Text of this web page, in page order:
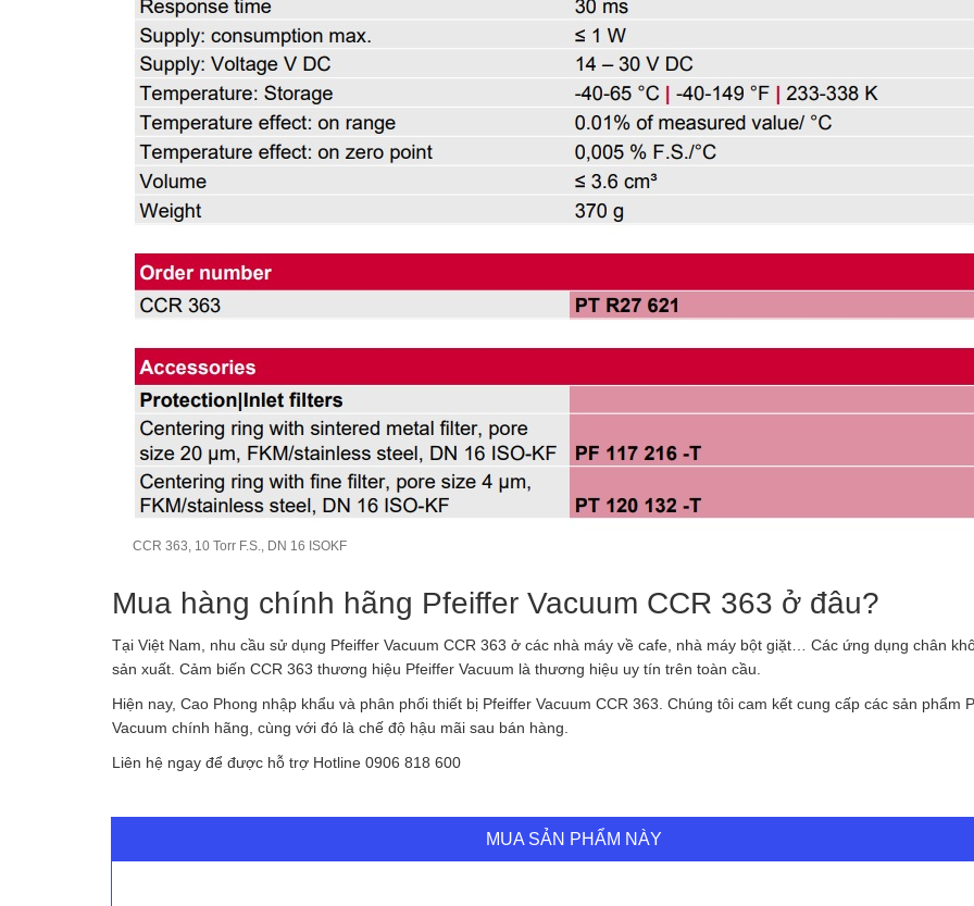
CCR 363, 10 Torr F.S., DN 16 ISOKF
Mua hàng chính hãng Pfeiffer Vacuum CCR 363 ở đâu?
Tại Việt Nam, nhu cầu sử dụng Pfeiffer Vacuum CCR 363 ở các nhà máy về cafe, nhà máy bột giặt… Các ứng dụng chân
sản xuất. Cảm biến CCR 363 thương hiệu Pfeiffer Vacuum là thương hiệu uy tín trên toàn cầu.
Hiện nay, Cao Phong nhập khẩu và phân phối thiết bị Pfeiffer Vacuum CCR 363. Chúng tôi cam kết cung cấp các sản phẩm
Vacuum chính hãng, cùng với đó là chế độ hậu mãi sau bán hàng.
Liên hệ ngay để được hỗ trợ Hotline 0906 818 600
MUA SẢN PHẨM NÀY